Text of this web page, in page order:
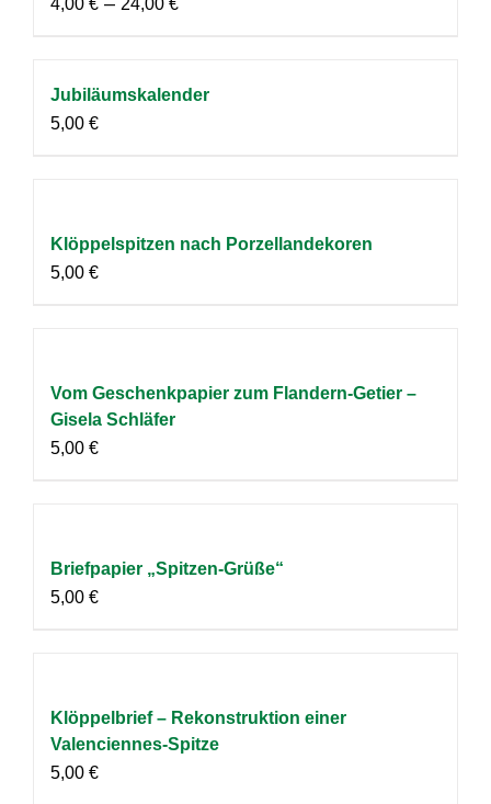
Jubiläumskalender
5,00 €
Klöppelspitzen nach Porzellandekoren
5,00 €
Vom Geschenkpapier zum Flandern-Getier –
Gisela Schläfer
5,00 €
Briefpapier „Spitzen-Grüße“
5,00 €
Klöppelbrief – Rekonstruktion einer
Valenciennes-Spitze
5,00 €